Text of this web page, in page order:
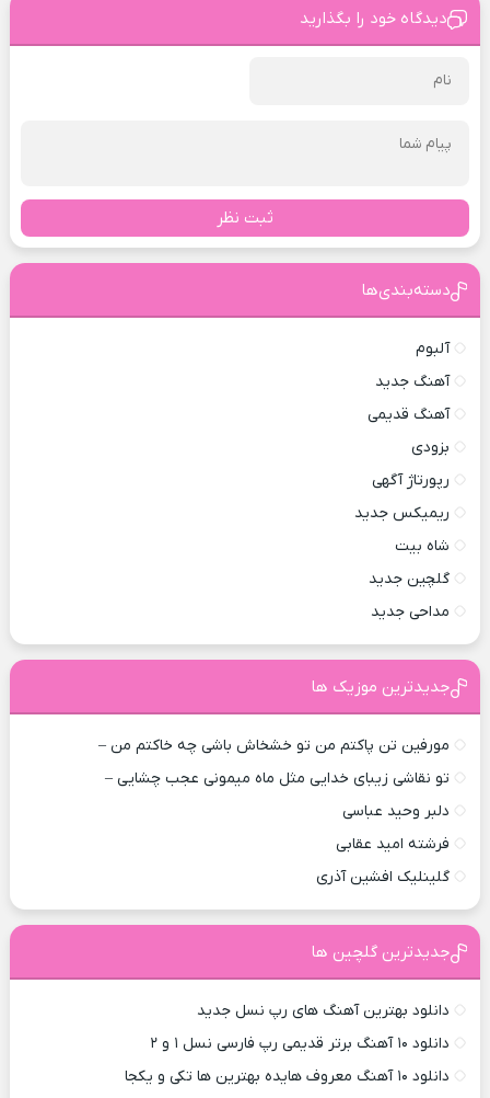
دیدگاه خود را بگذارید
ثبت نظر
دسته‌بندی‌ها
آلبوم
آهنگ جدید
آهنگ قدیمی
بزودی
رپورتاژ آگهی
ریمیکس جدید
شاه بیت
گلچین جدید
مداحی جدید
جدیدترین موزیک ها
مورفین تن پاکتم من تو خشخاش باشی چه خاکتم من –
تو نقاشی زیبای خدایی مثل ماه میمونی عجب چشایی –
دلبر وحید عباسی
فرشته امید عقابی
گلینلیک افشین آذری
جدیدترین گلچین ها
دانلود بهترین آهنگ های رپ نسل جدید
دانلود ۱۰ آهنگ برتر قدیمی رپ فارسی نسل ۱ و ۲
دانلود ۱۰ آهنگ معروف هایده بهترین ها تکی و یکجا